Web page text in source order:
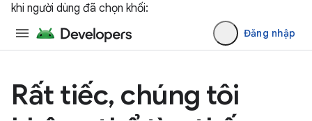
khi người dùng đã chọn khối: